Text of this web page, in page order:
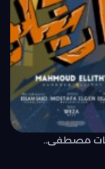
مصطفى..